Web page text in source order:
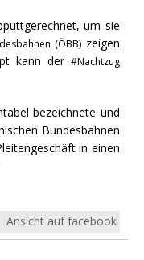
um sie
(ÖBB) zeigen
kann der #Nachtzug
bezeichnete und
Bundesbahnen
in einen
Ansicht auf facebook